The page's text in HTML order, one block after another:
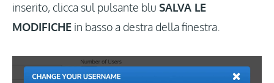
inserito, clicca sul pulsante blu SALVA LE
MODIFICHE in basso a destra della finestra.